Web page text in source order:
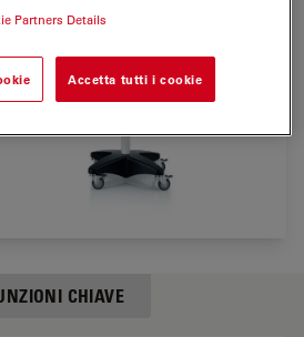
CHIAVE
Partners Details
Accetta tutti i cookie